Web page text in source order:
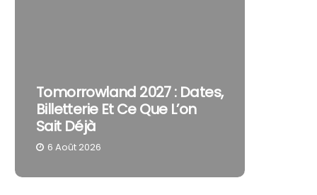
Tomorrowland 2027 : Dates,
Billetterie Et Ce Que L’on
Sait Déjà
6 Août 2026